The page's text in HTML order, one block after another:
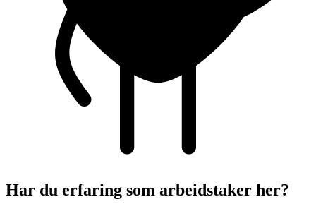
Har du erfaring som arbeidstaker her?